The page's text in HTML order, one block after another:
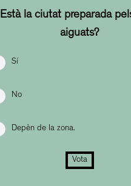
Està la ciutat preparada
aiguats?
Sí
No
Depèn de la zona.
Vota